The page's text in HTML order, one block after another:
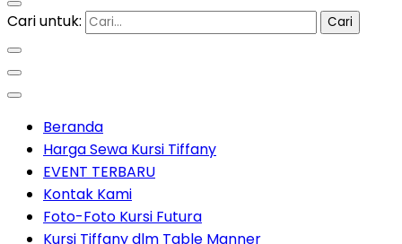
Cari untuk:
Beranda
Harga Sewa Kursi Tiffany
EVENT TERBARU
Kontak Kami
Foto-Foto Kursi Futura
Kursi Tiffany dlm Table Manner